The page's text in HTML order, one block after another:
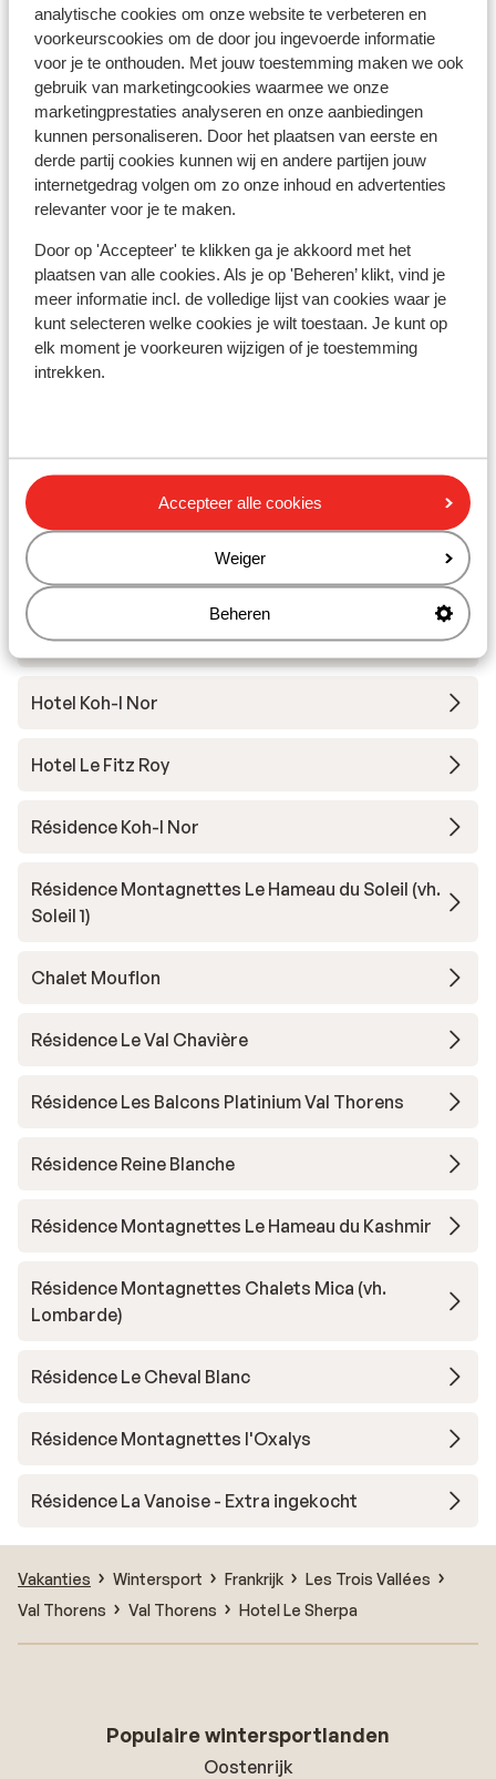
analytische cookies om onze website te verbeteren en
voorkeurscookies om de door jou ingevoerde informatie
voor je te onthouden. Met jouw toestemming maken we ook
gebruik van marketingcookies waarmee we onze
marketingprestaties analyseren en onze aanbiedingen
kunnen personaliseren. Door het plaatsen van eerste en
derde partij cookies kunnen wij en andere partijen jouw
internetgedrag volgen om zo onze inhoud en advertenties
relevanter voor je te maken.
Door op 'Accepteer' te klikken ga je akkoord met het
plaatsen van alle cookies. Als je op 'Beheren’ klikt, vind je
meer informatie incl. de volledige lijst van cookies waar je
kunt selecteren welke cookies je wilt toestaan. Je kunt op
elk moment je voorkeuren wijzigen of je toestemming
intrekken.
Accepteer alle cookies
Weiger
Beheren
Aan de rand van het centrum
Bushalte: 100 m
Pinautomaat: 200 m
Skipiste: 0 m
Direct aan de skipiste
Skilift: 300 m
Skischool: 300 m
Winkels: 150 m
Skipas, -les en verhuur
Skipas
Skilessen
Andere accommodaties in Val Thorens
Hotel Le Val Thorens
Résidence Les Ancolies
Hotel Koh-I Nor
Hotel Le Fitz Roy
Résidence Koh-I Nor
Résidence Montagnettes Le Hameau du Soleil (vh.
Soleil 1)
Chalet Mouflon
Résidence Le Val Chavière
Résidence Les Balcons Platinium Val Thorens
Résidence Reine Blanche
Résidence Montagnettes Le Hameau du Kashmir
Résidence Montagnettes Chalets Mica (vh.
Lombarde)
Résidence Le Cheval Blanc
Résidence Montagnettes l'Oxalys
Résidence La Vanoise - Extra ingekocht
Vakanties Wintersport Frankrijk
Les Trois Vallées
Val Thorens
Val Thorens Hotel Le Sherpa
Populaire wintersportlanden
Oostenrijk